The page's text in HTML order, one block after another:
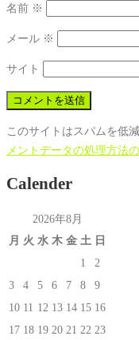
名前 ※
メール ※
サイト
このサイトはスパムを低
メントデータの処理方法
Calender
2026年8月
月 火 水 木 金 土 日
1
2
3
4 5 6 7 8
9
10 11 12 13 14 15 16
17 18 19 20 21 22 23